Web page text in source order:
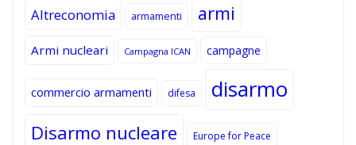
Altreconomia armamenti armi
Armi nucleari Campagna ICAN campagne
commercio armamenti difesa disarmo
Disarmo nucleare Europe for Peace